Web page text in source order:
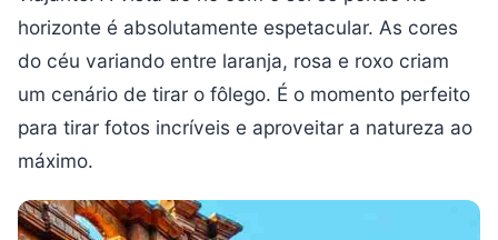
horizonte é absolutamente espetacular. As cores
do céu variando entre laranja, rosa e roxo criam
um cenário de tirar o fôlego. É o momento perfeito
para tirar fotos incríveis e aproveitar a natureza ao
máximo.